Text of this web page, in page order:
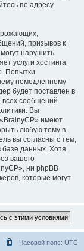
по адресу
призывов к
нарушить
услуги хостинга
Попытки
немедленному
будет поставлен в
всех сообщений
Вы
имеют
любую тему в
вы согласны с тем,
базе данных. Хотя
вашего
ни phpBB
которые могут
Часовой пояс: UTC